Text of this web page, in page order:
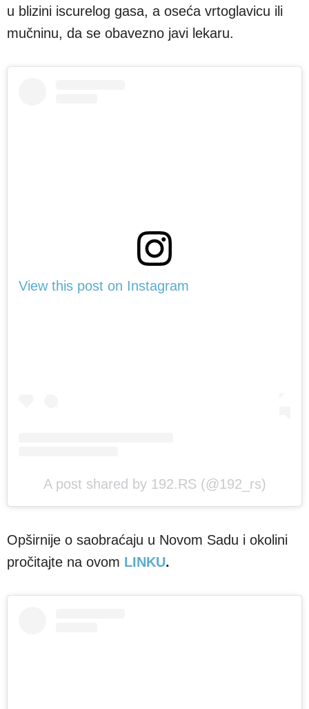
u blizini iscurelog gasa, a oseća vrtoglavicu ili
mučninu, da se obavezno javi lekaru.
View this post on Instagram
A post shared by 192.RS (@192_rs)
Opširnije o saobraćaju u Novom Sadu i okolini
pročitajte na ovom LINKU.